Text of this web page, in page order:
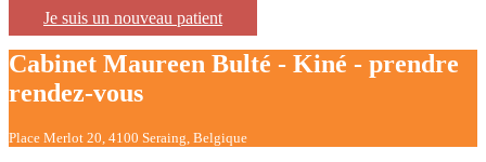
Je suis un nouveau patient
Cabinet Maureen Bulté - Kiné - prendre
rendez-vous
Place Merlot 20, 4100 Seraing, Belgique